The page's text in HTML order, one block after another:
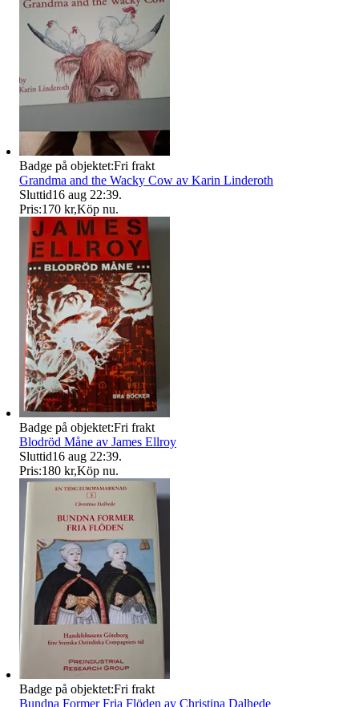
Badge på objektet:Fri frakt
Grandma and the Wacky Cow av Karin Linderoth
Sluttid16 aug 22:39.
Pris:170 kr,Köp nu.
Badge på objektet:Fri frakt
Blodröd Måne av James Ellroy
Sluttid16 aug 22:39.
Pris:180 kr,Köp nu.
Badge på objektet:Fri frakt
Bundna Former Fria Flöden av Christina Dalhede